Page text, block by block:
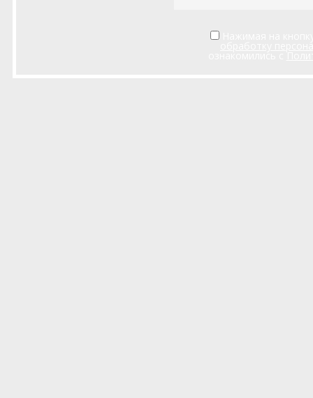
Нажимая на